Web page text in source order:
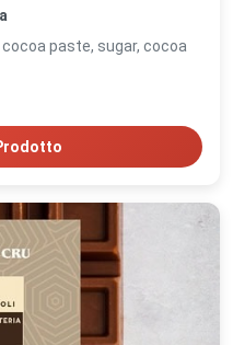
paste, sugar, cocoa